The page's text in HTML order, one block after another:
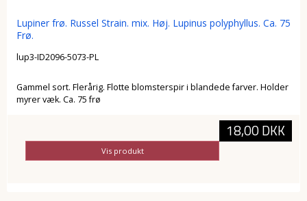
Lupiner frø. Russel Strain. mix. Høj. Lupinus polyphyllus. Ca. 75
Frø.
lup3-ID2096-5073-PL
Gammel sort. Flerårig. Flotte blomsterspir i blandede farver. Holder
myrer væk. Ca. 75 frø
18,00 DKK
Vis produkt